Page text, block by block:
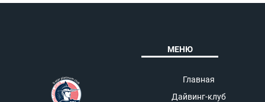
МЕНЮ
Главная
Дайвинг-клуб